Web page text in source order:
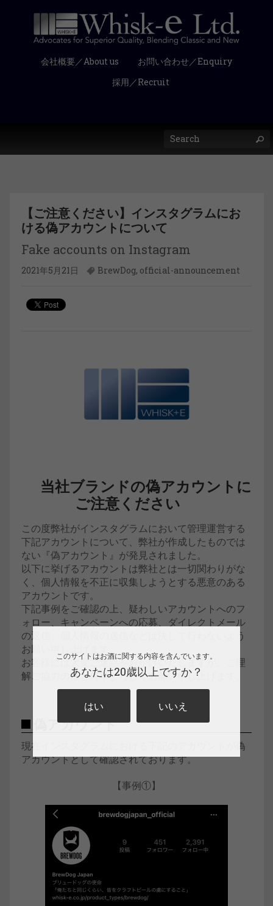
会社概要／About us
お問い合わせ／Enquiry
採用／Recruit
【ご注意ください】インスタグラムにお
ける偽アカウントについて
Fake accounts on Instagram
2021年5月21日 BrewDog, official-announcement
当社ブランドの偽アカウントに
ご注意ください
この度弊社がインスタグラムにおいて管理運営する
下記アカウントについて、弊社が作成したものでは
ない『偽アカウント』が発見されました。
以下に挙げるアカウントは弊社とは一切関わりがな
く、個人情報を不正に収集しようとする悪意のある
アカウントです。
下記事例をご確認の上、疑わしいアカウントへのフ
ォロー、キャンペーンへの応募、ダイレクトメール
の返信、個人情報の送信などは決して行わないよう
お願い申し上げます。
お客様には大変ご迷惑をおかけいたしますが、ご理
解ご協力のほど何卒よろしくお願い申し上げます。
偽アカウント
現在インスタグラムにおける下記のアカウントが偽
アカウントとして確認されております。
【事例①】
このサイトはお酒に関する内容を含んでいます。
あなたは20歳以上ですか？
はい いいえ